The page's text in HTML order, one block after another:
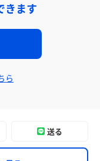
きます
ら
送る